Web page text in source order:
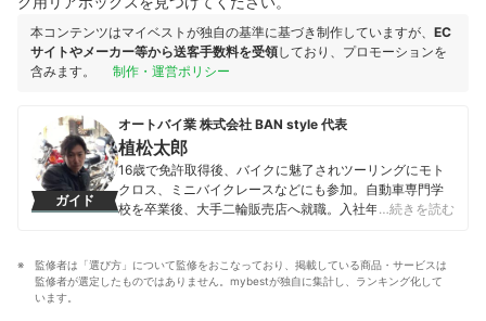
本コンテンツはマイベストが独自の基準に基づき制作していますが、 EC
サイトやメーカー等から送客手数料を受領しており、プロモーションを
含みます。
制作・運営ポリシー
ガイド
オートバイ業 株式会社 BAN style 代表
植松太郎
16歳で免許取得後、バイクに魅了されツーリングにモト
クロス、ミニバイクレースなどにも参加。自動車専門学
校を卒業後、大手二輪販売店へ就職。入社年に新人賞を
立。その後、居酒屋・BARなどを出店し、現在は各分野
の経営相談等にものっている。バイクの販売・整備をメ
…続きを読む
監修者は「選び方」について監修をおこなっており、掲載している商品・サービスは
監修者が選定したものではありません。mybestが独自に集計し、ランキング化して
います。